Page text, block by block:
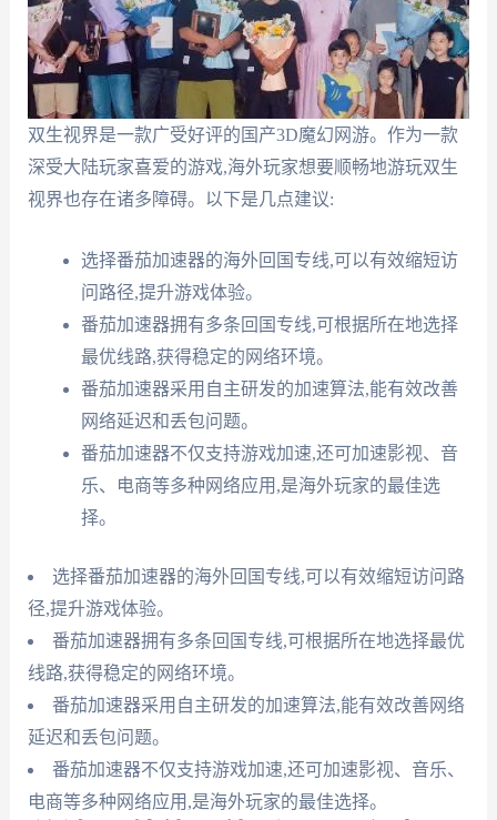
双生视界是一款广受好评的国产3D魔幻网游。作为一款
深受大陆玩家喜爱的游戏,海外玩家想要顺畅地游玩双生
视界也存在诸多障碍。以下是几点建议:
选择番茄加速器的海外回国专线,可以有效缩短访
问路径,提升游戏体验。
番茄加速器拥有多条回国专线,可根据所在地选择
最优线路,获得稳定的网络环境。
番茄加速器采用自主研发的加速算法,能有效改善
网络延迟和丢包问题。
番茄加速器不仅支持游戏加速,还可加速影视、音
乐、电商等多种网络应用,是海外玩家的最佳选
择。
选择番茄加速器的海外回国专线,可以有效缩短访问路
径,提升游戏体验。
番茄加速器拥有多条回国专线,可根据所在地选择最优
线路,获得稳定的网络环境。
番茄加速器采用自主研发的加速算法,能有效改善网络
延迟和丢包问题。
番茄加速器不仅支持游戏加速,还可加速影视、音乐、
电商等多种网络应用,是海外玩家的最佳选择。